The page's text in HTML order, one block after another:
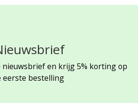
nieuwsbrief en krijg 5% korting op
eerste bestelling